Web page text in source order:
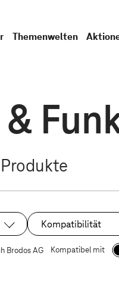
Themenwelten
Produkte
Kompatibilität
Brodos AG Kompatibel mit